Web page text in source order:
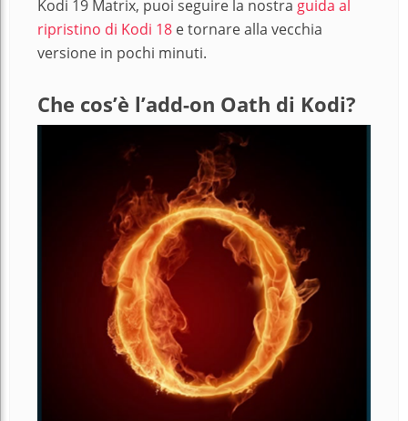
Kodi 19 Matrix, puoi seguire la nostra guida al
ripristino di Kodi 18 e tornare alla vecchia
versione in pochi minuti.
Che cos’è l’add-on Oath di Kodi?